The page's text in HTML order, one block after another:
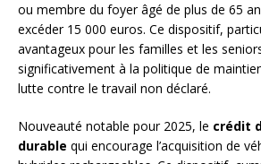
ou membre du foyer âgé de plus de 65
excéder 15 000 euros. Ce dispositif,
avantageux pour les familles et les
significativement à la politique de
lutte contre le travail non déclaré.
Nouveauté notable pour 2025, le crédit
durable qui encourage l’acquisition de